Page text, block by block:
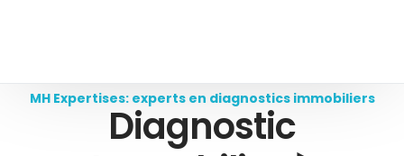
MH Expertises: experts en diagnostics immobiliers
Diagnostic